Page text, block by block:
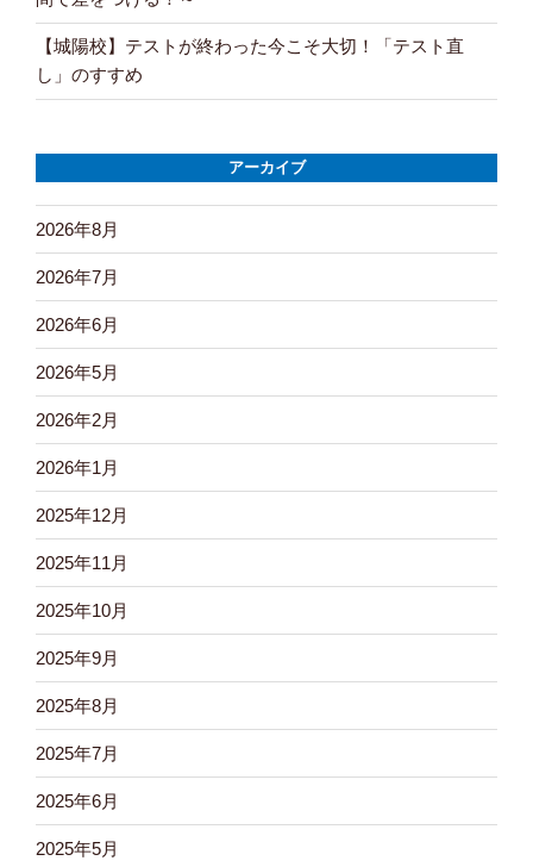
【城陽校】テストが終わった今こそ大切！「テスト直
し」のすすめ
アーカイブ
2026年8月
2026年7月
2026年6月
2026年5月
2026年2月
2026年1月
2025年12月
2025年11月
2025年10月
2025年9月
2025年8月
2025年7月
2025年6月
2025年5月